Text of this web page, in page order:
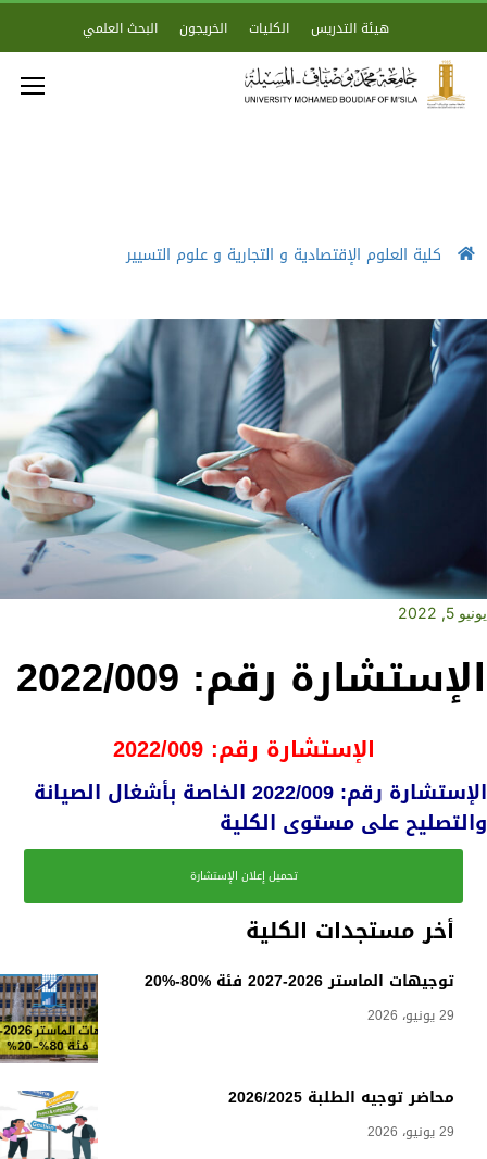
هيئة التدريس الكليات الخريجون البحث العلمي
كلية العلوم الإقتصادية و التجارية و علوم التسيير
أخر مستجدات الكلية
توجيهات الماستر 2026-2027 فئة %80-%20
29 يونيو، 2026
محاضر توجيه الطلبة 2026/2025
29 يونيو، 2026
يونيو 5, 2022
الإستشارة رقم: 2022/009
الإستشارة رقم: 2022/009
الإستشارة رقم: 2022/009 الخاصة بأشغال الصيانة
والتصليح على مستوى الكلية
تحميل إعلان الإستشارة